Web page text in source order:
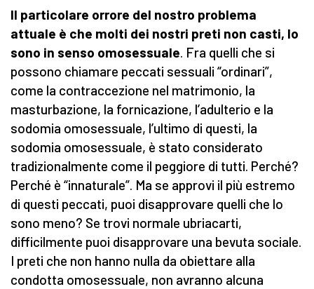
Il particolare orrore del nostro problema
attuale è che molti dei nostri preti non casti, lo
sono in senso omosessuale. Fra quelli che si
possono chiamare peccati sessuali “ordinari”,
come la contraccezione nel matrimonio, la
masturbazione, la fornicazione, l’adulterio e la
sodomia omosessuale, l’ultimo di questi, la
sodomia omosessuale, è stato considerato
tradizionalmente come il peggiore di tutti. Perché?
Perché è “innaturale”. Ma se approvi il più estremo
di questi peccati, puoi disapprovare quelli che lo
sono meno? Se trovi normale ubriacarti,
difficilmente puoi disapprovare una bevuta sociale.
I preti che non hanno nulla da obiettare alla
condotta omosessuale, non avranno alcuna